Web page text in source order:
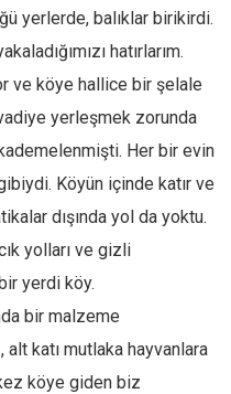
yerlerde, balıklar birikirdi.
hatırlarım.
ve köye hallice bir şelale
yerleşmek zorunda
Her bir evin
Köyün içinde katır ve
dışında yol da yoktu.
yolları ve gizli
yerdi köy.
bir malzeme
alt katı mutlaka hayvanlara
köye giden biz